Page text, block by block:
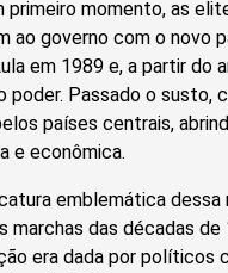
primeiro momento, as
ao governo com o novo
em 1989 e, a partir do
Passado o susto,
países centrais,
e econômica.
emblemática
marchas das décadas
era dada por políticos